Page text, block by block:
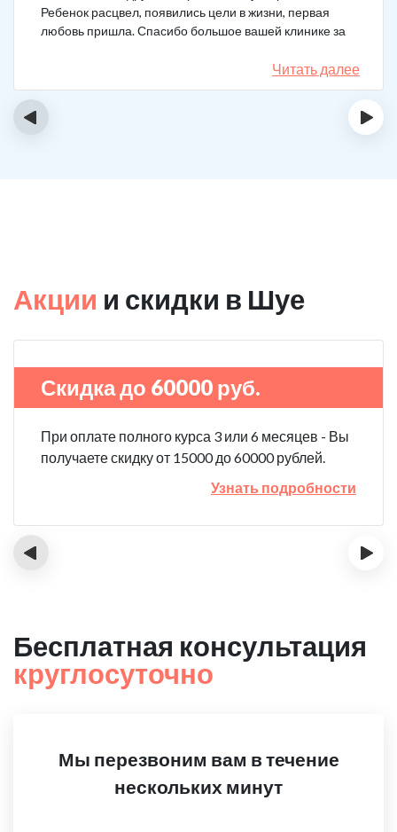
Ребенок расцвел, появились цели в жизни, первая
любовь пришла. Спасибо большое вашей клинике за
Читать далее
‹ ›
Акции и скидки в Шуе
Скидка до 60000 руб.
При оплате полного курса 3 или 6 месяцев - Вы
получаете скидку от 15000 до 60000 рублей.
Узнать подробности
‹ ›
Бесплатная консультация
круглосуточно
Мы перезвоним вам в течение
нескольких минут